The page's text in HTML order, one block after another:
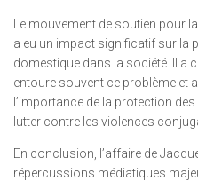
Le mouvement de soutien pour
a eu un impact significatif sur la
domestique dans la société. Il a
entoure souvent ce problème et
l’importance de la protection
lutter contre les violences
En conclusion, l’affaire de
répercussions médiatiques